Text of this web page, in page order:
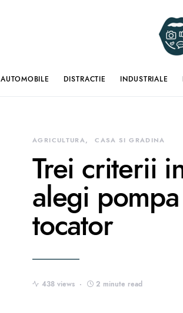
AUTOMOBILE DISTRACTIE INDUSTRIALE
AGRICULTURA CASA SI GRADINA
Trei criterii
alegi
tocator
438 views 2 minute read